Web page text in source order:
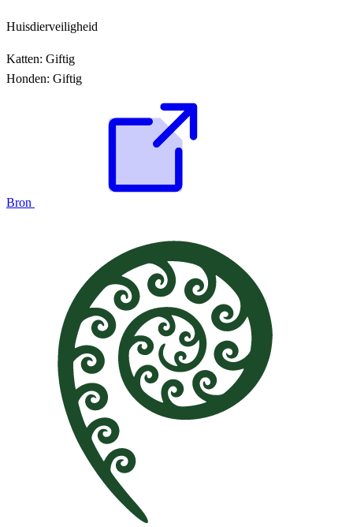
Huisdierveiligheid
Katten: Giftig
Honden: Giftig
Bron